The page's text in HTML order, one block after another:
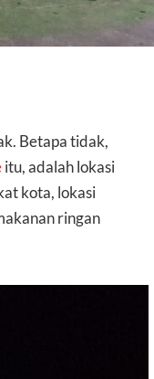
Betapa tidak,
itu, adalah lokasi
kota, lokasi
ringan